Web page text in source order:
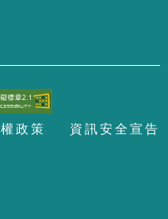
權政 策 資 訊安全 宣 告